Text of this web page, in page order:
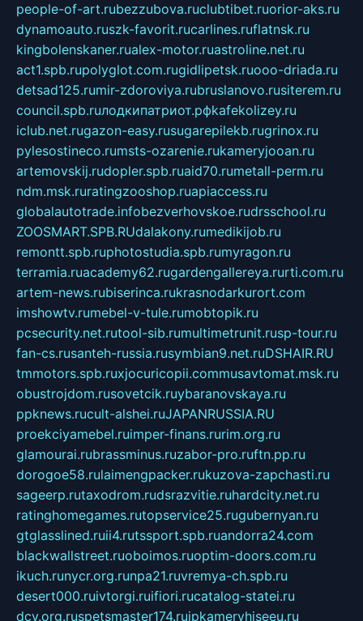
people-of-art.rubezzubova.ruclubtibet.ruorior-aks.ru
dynamoauto.ruszk-favorit.rucarlines.ruflatnsk.ru
kingbolenskaner.rualex-motor.ruastroline.net.ru
act1.spb.rupolyglot.com.rugidlipetsk.ruooo-driada.ru
detsad125.rumir-zdoroviya.rubruslanovo.rusiterem.ru
council.spb.ruлодкипатриот.рфkafekolizey.ru
iclub.net.rugazon-easy.rusugarepilekb.rugrinox.ru
pylesostineco.rumsts-ozarenie.rukameryjooan.ru
artemovskij.rudopler.spb.ruaid70.rumetall-perm.ru
ndm.msk.ruratingzooshop.ruapiaccess.ru
globalautotrade.infobezverhovskoe.rudrsschool.ru
ZOOSMART.SPB.RUdalakony.rumedikijob.ru
remontt.spb.ruphotostudia.spb.rumyragon.ru
terramia.ruacademy62.rugardengallereya.rurti.com.ru
artem-news.rubiserinca.rukrasnodarkurort.com
imshowtv.rumebel-v-tule.rumobtopik.ru
pcsecurity.net.rutool-sib.rumultimetrunit.rusp-tour.ru
fan-cs.rusanteh-russia.rusymbian9.net.ruDSHAIR.RU
tmmotors.spb.ruxjocuricopii.commusavtomat.msk.ru
obustrojdom.rusovetcik.ruybaranovskaya.ru
ppknews.rucult-alshei.ruJAPANRUSSIA.RU
proekciyamebel.ruimper-finans.rurim.org.ru
glamourai.rubrassminus.ruzabor-pro.ruftn.pp.ru
dorogoe58.rulaimengpacker.rukuzova-zapchasti.ru
sageerp.rutaxodrom.rudsrazvitie.ruhardcity.net.ru
ratinghomegames.rutopservice25.rugubernyan.ru
gtglasslined.ruii4.rutssport.spb.ruandorra24.com
blackwallstreet.ruoboimos.ruoptim-doors.com.ru
ikuch.runycr.org.runpa21.ruvremya-ch.spb.ru
desert000.ruivtorgi.ruifiori.rucatalog-statei.ru
dcv.org.ruspetsmaster174.ruipkameryhiseeu.ru